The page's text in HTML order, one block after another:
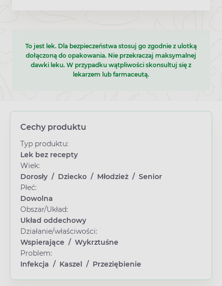
To jest lek. Dla bezpieczeństwa stosuj go zgodnie z ulotką
dołączoną do opakowania. Nie przekraczaj maksymalnej
dawki leku. W przypadku wątpliwości skonsultuj się z
lekarzem lub farmaceutą.
Cechy produktu
Typ produktu:
Lek bez recepty
Wiek:
Dorosły / Dziecko / Młodzież / Senior
Płeć:
Dowolna
Obszar/Układ:
Układ oddechowy
Działanie/właściwości:
Wspierające / Wykrztuśne
Problem:
Infekcja / Kaszel / Przeziębienie